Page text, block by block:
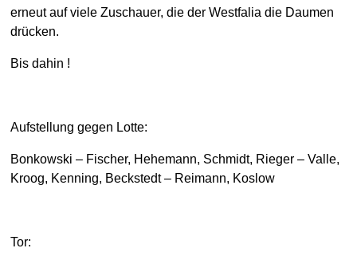
erneut auf viele Zuschauer, die der Westfalia die Daumen
drücken.
Bis dahin !
Aufstellung gegen Lotte:
Bonkowski – Fischer, Hehemann, Schmidt, Rieger – Valle,
Kroog, Kenning, Beckstedt – Reimann, Koslow
Tor: